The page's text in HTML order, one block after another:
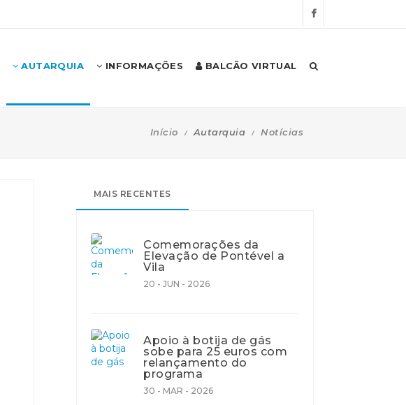
AUTARQUIA INFORMAÇÕES BALCÃO VIRTUAL
Início Autarquia Notícias
MAIS RECENTES
Comemorações da
Elevação de Pontével a
Vila
20 - JUN - 2026
Apoio à botija de gás
sobe para 25 euros com
relançamento do
programa
30 - MAR - 2026